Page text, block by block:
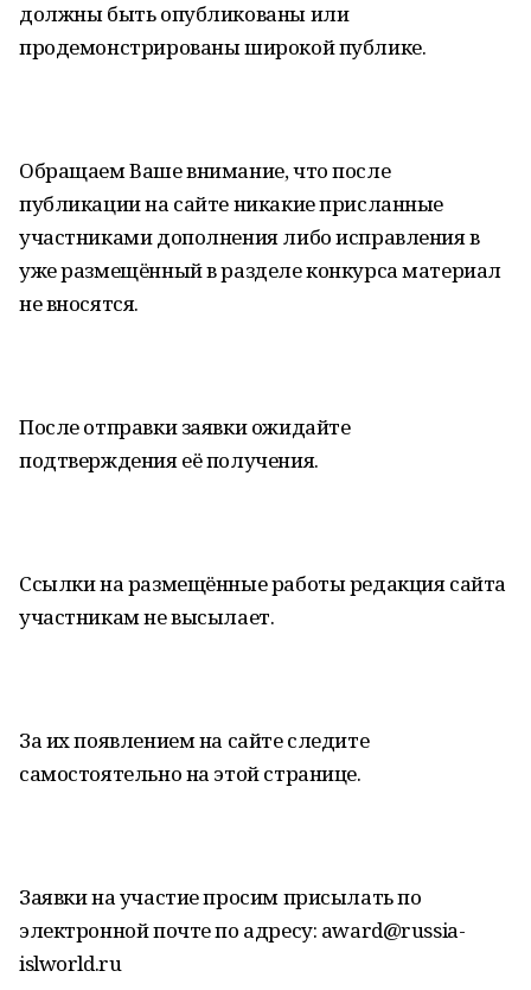
должны быть опубликованы или
продемонстрированы широкой публике.
Обращаем Ваше внимание, что после
публикации на сайте никакие присланные
участниками дополнения либо исправления в
уже размещённый в разделе конкурса материал
не вносятся.
После отправки заявки ожидайте
подтверждения её получения.
Ссылки на размещённые работы редакция сайта
участникам не высылает.
За их появлением на сайте следите
самостоятельно на этой странице.
Заявки на участие просим присылать по
электронной почте по адресу: award@russia-
islworld.ru